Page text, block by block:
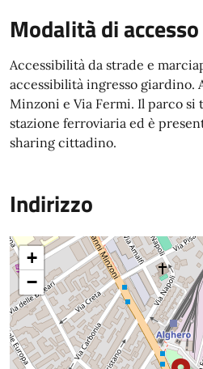
Modalità di accesso
Accessibilità da strade e
accessibilità ingresso giardino.
Minzoni e Via Fermi. Il parco si
stazione ferroviaria ed è
sharing cittadino.
Indirizzo
+
−